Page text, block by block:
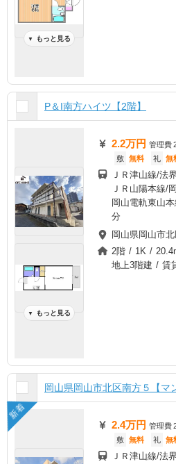
▼ もっと見る
P＆I南方ハイツ【2階】
▼ もっと見る
2.2万円 管理費
敷 無料 礼 無
ＪＲ津山線/法
ＪＲ山陽本線/
岡山電軌東山
分
岡山県岡山市
2階 / 1K /
地上3階建 / 賃
岡山県岡山市北区南方５【マ
新着
2.4万円 管理費
敷 無料 礼 無
ＪＲ津山線/法